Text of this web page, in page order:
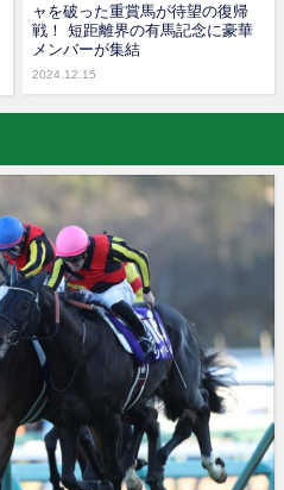
ャを破った重賞馬が待望の復帰
戦！ 短距離界の有馬記念に豪華
メンバーが集結
2024.12.15